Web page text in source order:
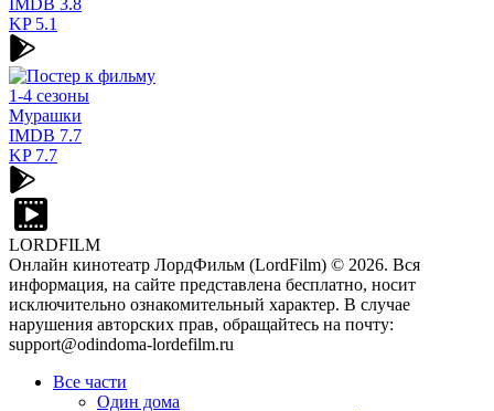
KP5.1
1-4 сезоны
Мурашки
IMDB 7.7
KP7.7
LORDFILM
Онлайн кинотеатр ЛордФильм (LordFilm) © 2026. Вся
информация, на сайте представлена бесплатно, носит
исключительно ознакомительный характер. В случае
нарушения авторских прав, обращайтесь на почту:
support@odindoma-lordefilm.ru
Все части
Один дома